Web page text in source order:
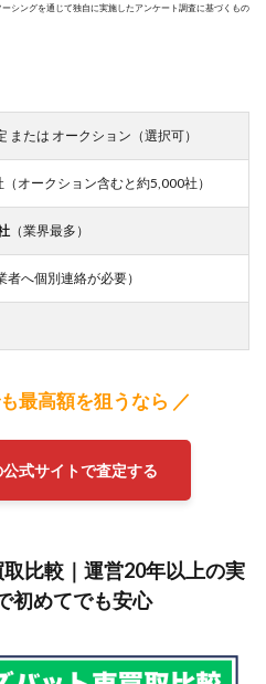
シングを通じて独自に実施したアンケート調査に基づくもの
または オークション（選択可）
オークション含むと約5,000社）
（業界最多）
者へ個別連絡が必要）
最高額を狙うなら ／
式サイトで査定する
比較｜ 運営20年以上の実
初めてでも安心